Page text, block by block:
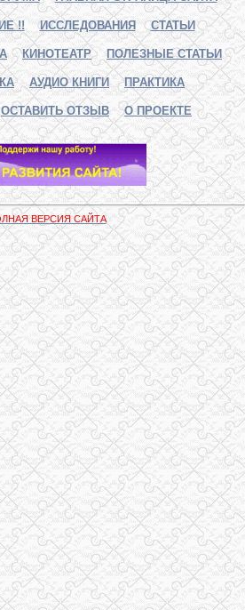
!! ИССЛЕДОВАНИЯ СТАТЬИ
КИНОТЕАТР ПОЛЕЗНЫЕ СТАТЬИ
АУДИО КНИГИ ПРАКТИКА
ОСТАВИТЬ ОТЗЫВ О ПРОЕКТЕ
ВЕРСИЯ САЙТА